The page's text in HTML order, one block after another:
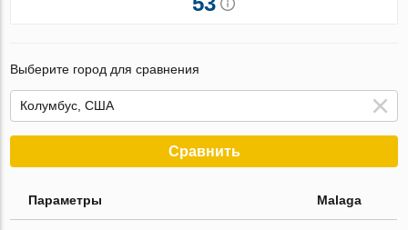
Выберите город для сравнения
Сравнить
Параметры Malaga